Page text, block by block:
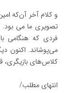
و کلام آخر‌ آن‌که
تصویری ما می بود.
فردی که هنگامی
می‌پوشاند. اکنون
کلاس‌های بازیگری،
انتهای مطلب/